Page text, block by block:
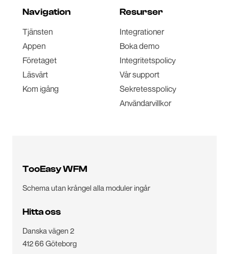
Navigation
Tjänsten
Appen
Företaget
Läsvärt
Kom igång
Resurser
Integrationer
Boka demo
Integritetspolicy
Vår support
Sekretesspolicy
Användarvillkor
TooEasy WFM
Schema utan krångel alla moduler ingår
Hitta oss
Danska vägen 2
412 66 Göteborg